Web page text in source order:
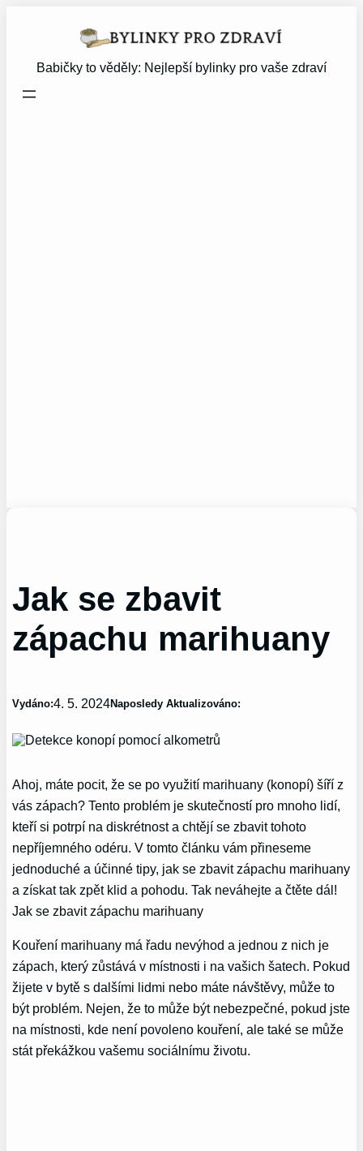
Babičky to věděly: Nejlepší bylinky pro vaše zdraví
Jak se zbavit
zápachu marihuany
Vydáno:4. 5. 2024Naposledy Aktualizováno:
Ahoj, máte pocit, že se po využití marihuany (konopí) šíří z
vás zápach? Tento problém je skutečností pro mnoho lidí,
kteří si potrpí na diskrétnost a chtějí se zbavit tohoto
nepříjemného odéru. V tomto článku vám přineseme
jednoduché a účinné tipy, jak se zbavit zápachu marihuany
a získat tak zpět klid a pohodu. Tak neváhejte a čtěte dál!
Jak se zbavit zápachu marihuany
Kouření marihuany má řadu nevýhod a jednou z nich je
zápach, který zůstává v místnosti i na vašich šatech. Pokud
žijete v bytě s dalšími lidmi nebo máte návštěvy, může to
být problém. Nejen, že to může být nebezpečné, pokud jste
na místnosti, kde není povoleno kouření, ale také se může
stát překážkou vašemu sociálnímu životu.